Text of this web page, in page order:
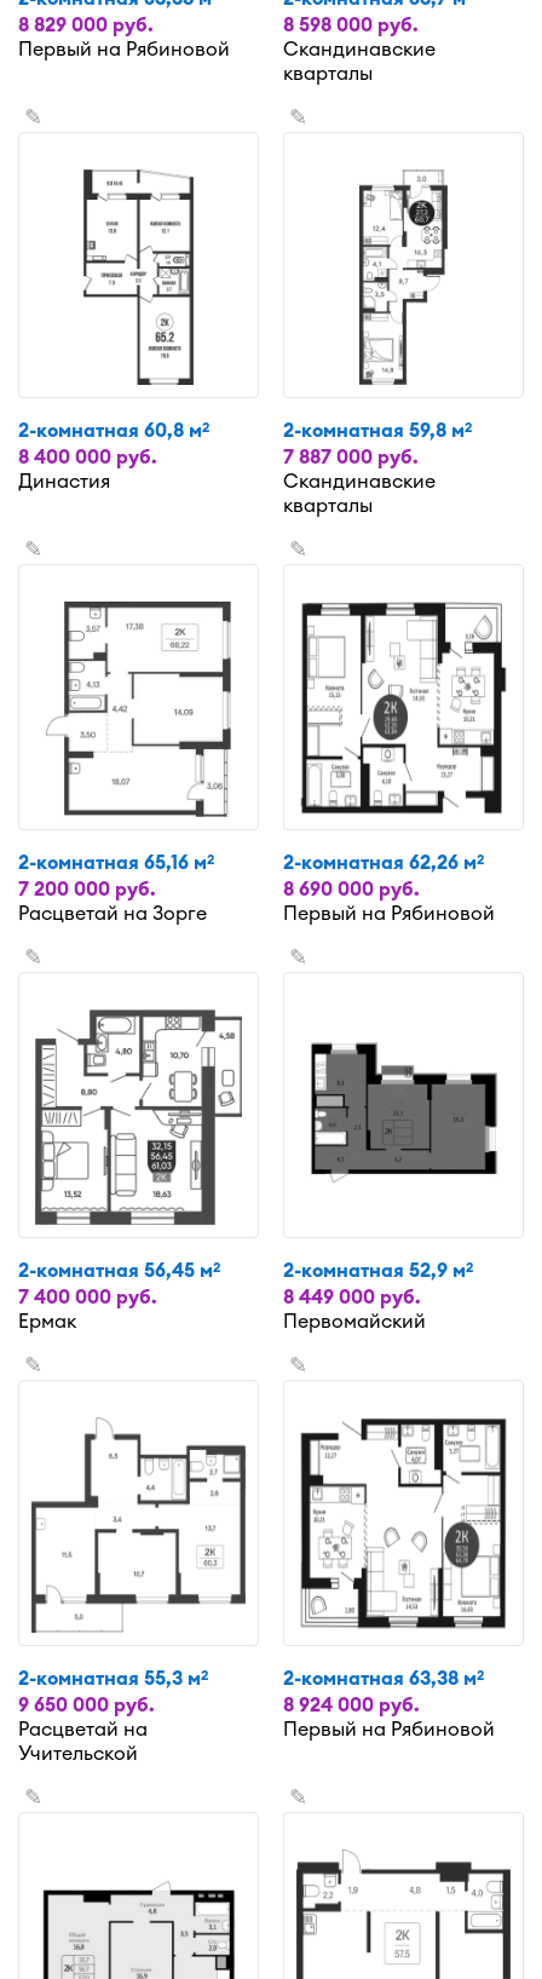
8 829 000 руб.
Первый на Рябиновой
8 598 000 руб.
Скандинавские
кварталы
✎
2-комнатная 60,8 м2
8 400 000 руб.
Династия
✎
2-комнатная 59,8 м2
7 887 000 руб.
Скандинавские
кварталы
✎
2-комнатная 65,16 м2
7 200 000 руб.
Расцветай на Зорге
✎
2-комнатная 62,26 м2
8 690 000 руб.
Первый на Рябиновой
✎
2-комнатная 56,45 м2
7 400 000 руб.
Ермак
✎
2-комнатная 52,9 м2
8 449 000 руб.
Первомайский
✎
2-комнатная 55,3 м2
9 650 000 руб.
Расцветай на
Учительской
✎
2-комнатная 63,38 м2
8 924 000 руб.
Первый на Рябиновой
✎ ✎